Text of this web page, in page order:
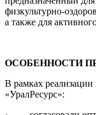
физкультурно-
а также для
ОСОБЕННОСТИ
В рамках
«УралРесурс»: